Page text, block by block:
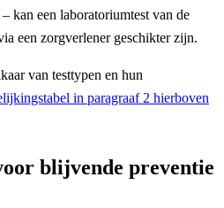
kan een laboratoriumtest van de
een zorgverlener geschikter zijn.
van testtypen en hun
in paragraaf 2 hierboven
blijvende preventie